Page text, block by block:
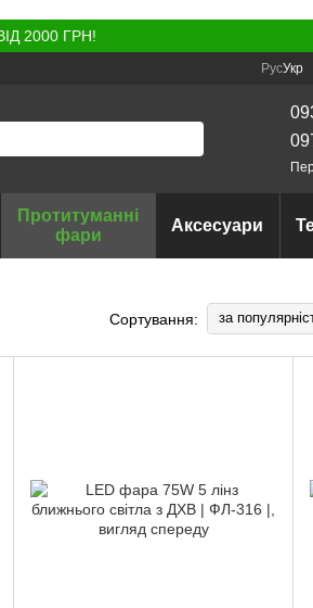
2000 ГРН!
РусУкр
Протитуманні
фари
Аксесуари
Сортування: за